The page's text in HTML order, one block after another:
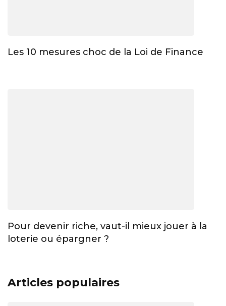
Les 10 mesures choc de la Loi de Finance
Pour devenir riche, vaut-il mieux jouer à la
loterie ou épargner ?
Articles populaires